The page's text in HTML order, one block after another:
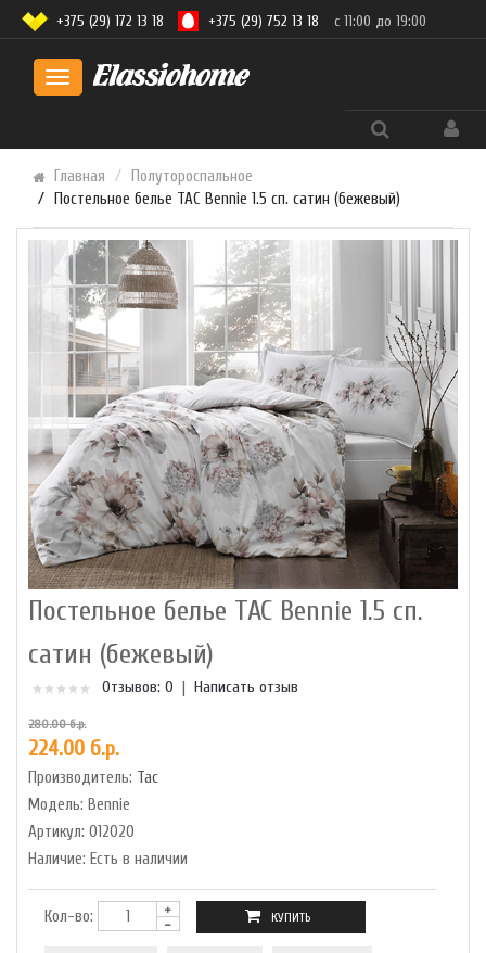
Toggle
+375 (29) 172 13 18 +375 (29) 752 13 18 с 11:00 до 19:00
Главная
Полутороспальное
Постельное белье TAC Bennie 1.5 сп. сатин (бежевый)
Постельное белье TAC Bennie 1.5 сп.
сатин (бежевый)
Отзывов: 0 Написать отзыв
280.00 б.р.
224.00 б.р.
Производитель: Tac
Модель: Bennie
Артикул: 012020
Наличие: Есть в наличии
Кол-во: